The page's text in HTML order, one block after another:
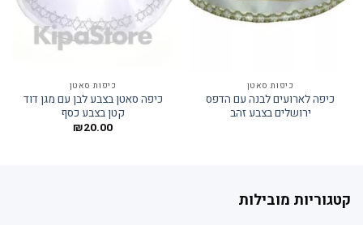
כיפות סאטן
כיפה לארועים לבנה עם הדפס
ירושלים בצבע זהב
כיפות סאטן
כיפה סאטן בצבע לבן עם מגן דוד
קטן בצבע כסף
₪20.00
קטגוריות מובילות